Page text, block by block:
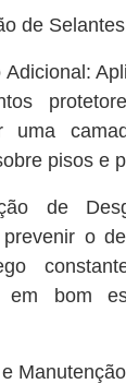
de
Adicional:
uma
pisos e
de
o
em bom